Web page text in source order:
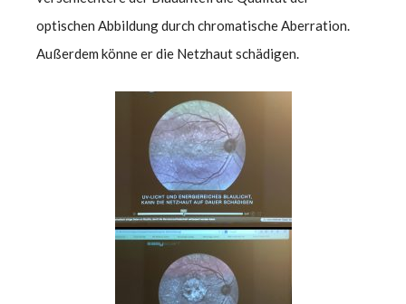
optischen Abbildung durch chromatische Aberration.
Außerdem könne er die Netzhaut schädigen.